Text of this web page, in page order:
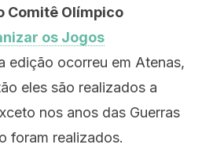
Comitê Olímpico
os Jogos
edição ocorreu em Atenas,
eles são realizados a
nos anos das Guerras
foram realizados.